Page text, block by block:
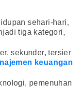
sehari-hari,
tiga kategori,
sekunder, tersier
keuangan
pemenuhan